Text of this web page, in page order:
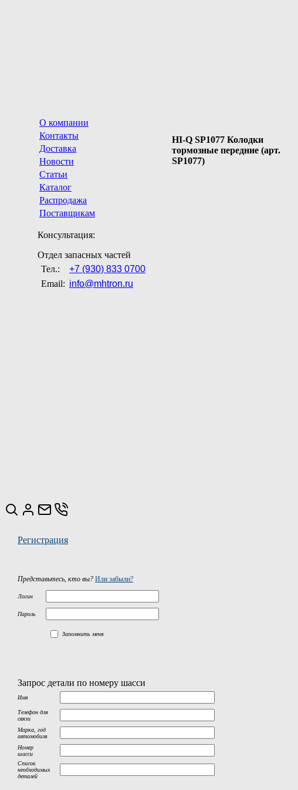
О компании
Контакты
Доставка
Новости
Статьи
Каталог
Распродажа
Поставщикам
Консультация:
Отдел запасных частей
Тел.:
+7 (930) 833 0700
Email: info@mhtron.ru
HI-Q SP1077 Колодки
тормозные передние (арт.
SP1077)
Регистрация
Представьтесь, кто вы? Или забыли?
Логин
Пароль
Запомнить меня
Запрос детали по номеру шасси
Имя
Телефон для
связи
Марка, год
автомобиля
Номер
шасси
Список
необходимых
деталей